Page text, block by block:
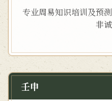
专业周易知识培训及预
非
壬申